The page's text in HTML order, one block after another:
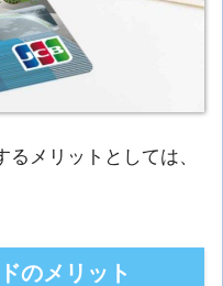
メリットとしては、
のメリット